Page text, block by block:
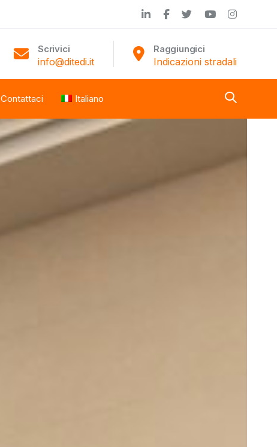
Scrivici
info@ditedi.it
Raggiungici
Indicazioni stradali
Contattaci Italiano